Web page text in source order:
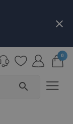
close
search
0